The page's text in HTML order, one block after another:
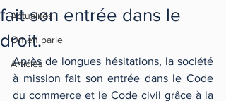
Actualités
On en parle
Articles
fait son entrée dans le
droit.
Après de longues hésitations, la société
à mission fait son entrée dans le Code
du commerce et le Code civil grâce à la